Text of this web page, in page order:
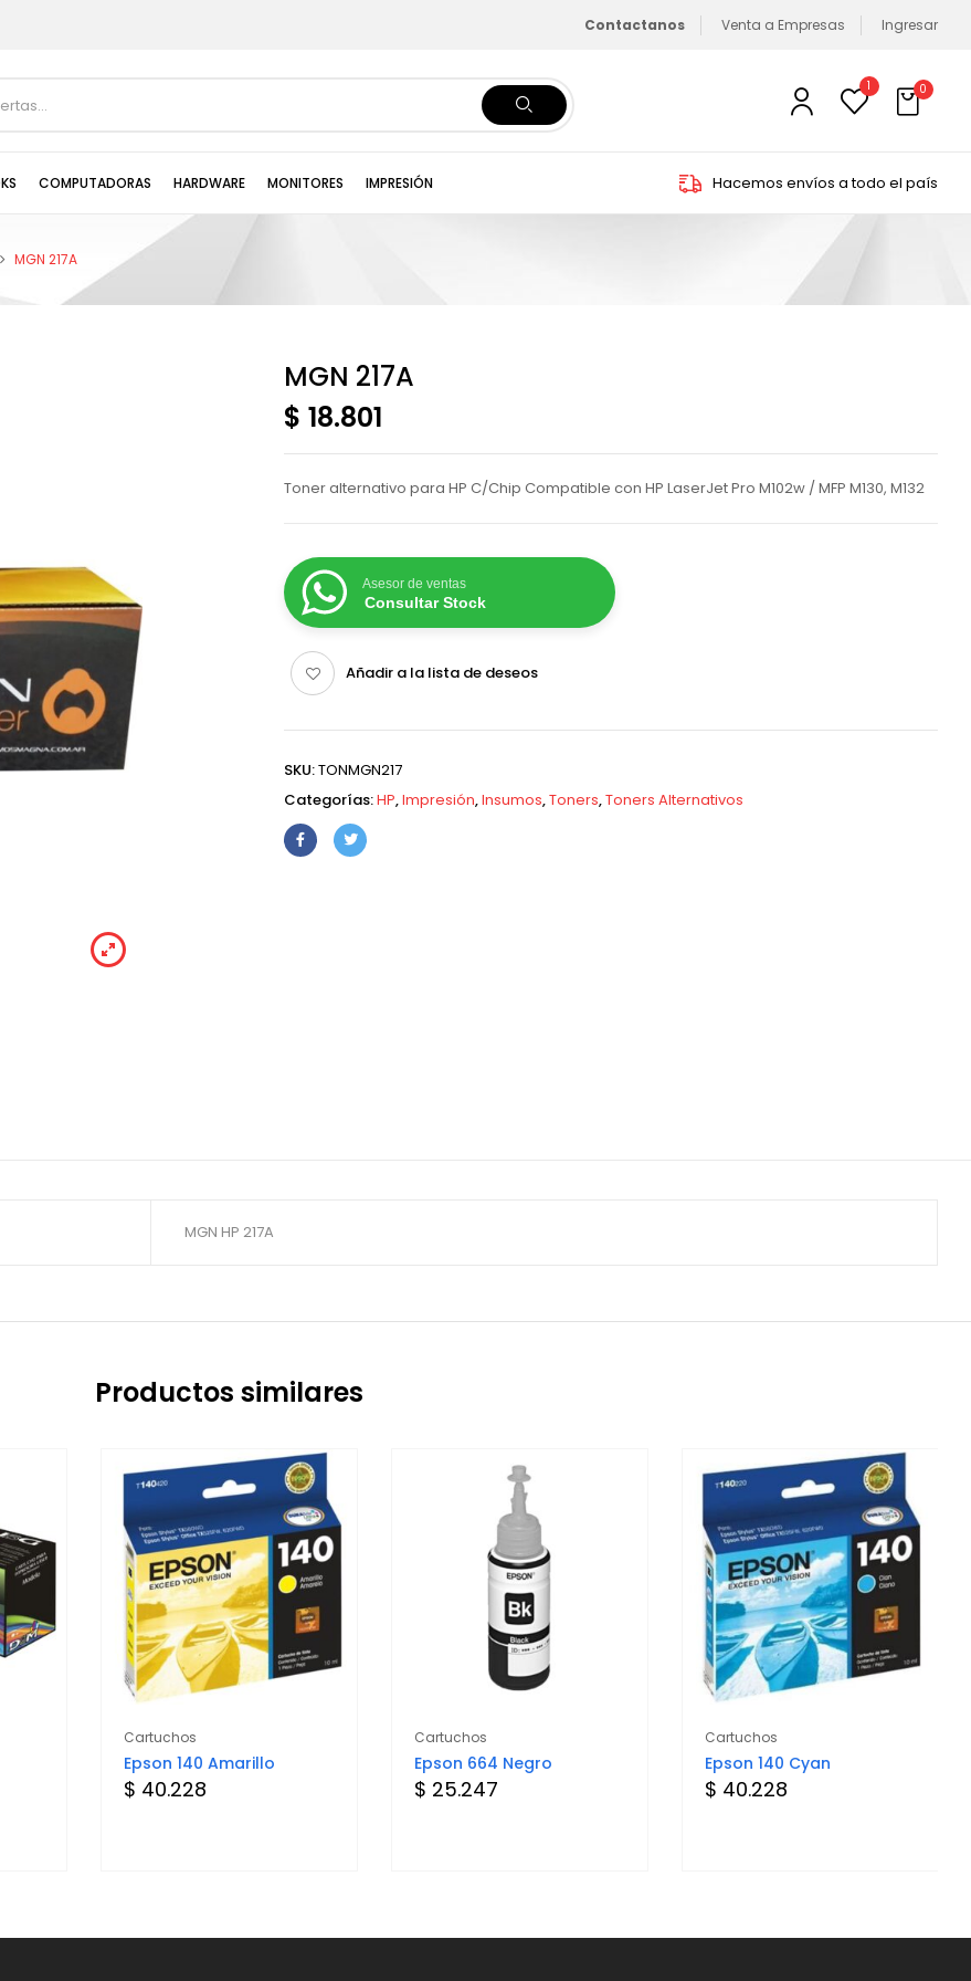
Contactanos Venta a Empresas Ingresar
1 0
COMPUTADORAS HARDWARE MONITORES IMPRESIÓN Hacemos envíos a todo el país
MGN 217A
MGN 217A
$ 18.801
Toner alternativo para HP C/Chip Compatible con HP LaserJet Pro M102w / MFP M130, M132
Asesor de ventas
Consultar Stock
Añadir a la lista de deseos
SKU:TONMGN217
Categorías:HP,Impresión,Insumos,Toners,Toners Alternativos
MGN HP 217A
Productos similares
Cartuchos
Epson 140 Amarillo
$ 40.228
Cartuchos
Epson 664 Negro
$ 25.247
Cartuchos
Epson 140 Cyan
$ 40.228